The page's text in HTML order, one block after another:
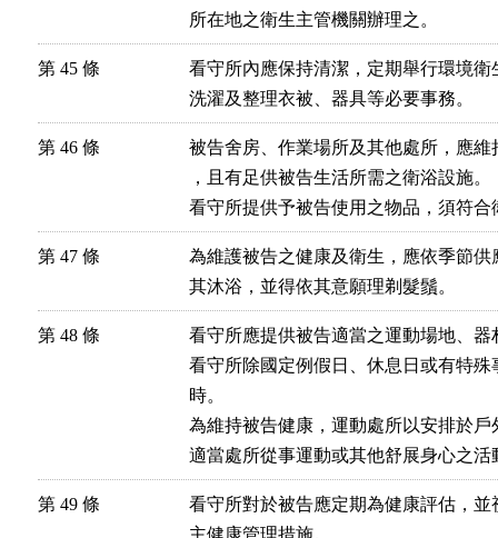
所在地之衛生主管機關辦理之。
第 45 條
看守所內應保持清潔，定期舉行環境
洗濯及整理衣被、器具等必要事務。
第 46 條
被告舍房、作業場所及其他處所，應
，且有足供被告生活所需之衛浴設施。
看守所提供予被告使用之物品，須符合
第 47 條
為維護被告之健康及衛生，應依季節
其沐浴，並得依其意願理剃髮鬚。
第 48 條
看守所應提供被告適當之運動場地、器
看守所除國定例假日、休息日或有特
時。
為維持被告健康，運動處所以安排於
適當處所從事運動或其他舒展身心之活
第 49 條
看守所對於被告應定期為健康評估，
主健康管理措施。